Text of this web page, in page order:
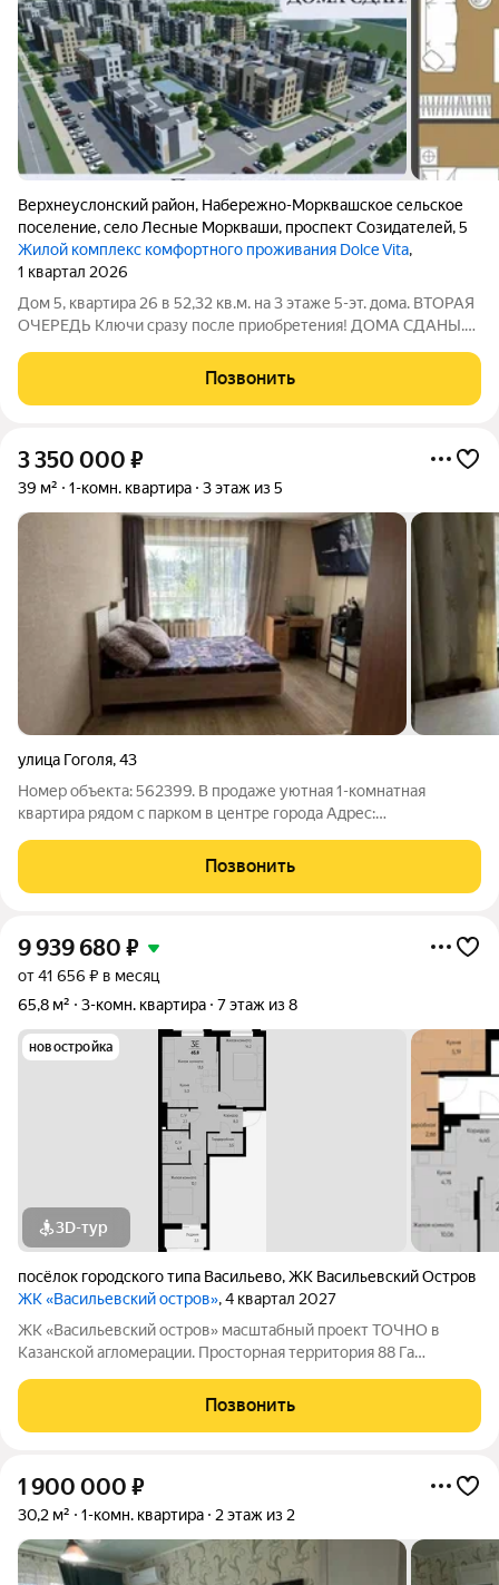
Верхнеуслонский район, Набережно-Морквашское сельское
поселение,село Лесные Моркваши, проспект Созидателей,5
Жилой комплекс комфортного проживания Dolce Vita,
1 квартал 2026
Дом 5, квартира 26 в 52,32 кв.м. на 3 этаже 5-эт. дома. ВТОРАЯ
ОЧЕРЕДЬ Kлючи сpaзу пocле приобретения! ДОМА СДАНЫ.
осталось 10 квартир, вторая очередь активно продаётся, но
ещё есть выбор
Позвонить
3 350 000 ₽
39 м² 1-комн. квартира 3 этаж из 5
улица Гоголя,43
Номер объекта: 562399. В продаже уютная 1-комнатная
квартира рядом с парком в центре города Адрес:
уютная однокомнатная квартира ленинградского проекта
площадью 39 кв.м. Идеально подойдет
Позвонить
9 939 680 ₽
от 41 656 ₽ в месяц
65,8 м²
3-комн. квартира 7 этаж из 8
новостройка
3D-тур
посёлок городского типа Васильево,ЖК Васильевский Остров
ЖК «Васильевский остров», 4 квартал 2027
ЖК «Васильевский остров» масштабный проект ТОЧНО в
Казанской агломерации. Просторная территория 88 Га
пляжем, каток, зелёные маршруты. В проекте комплекса
школа на 1 224 места, 2 детских
Позвонить
1 900 000 ₽
30,2 м² 1-комн. квартира 2 этаж из 2